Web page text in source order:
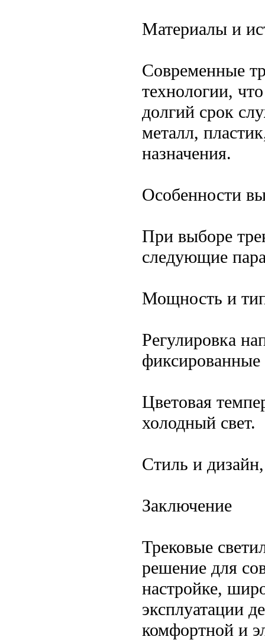
Материалы и
Современные
технологии,
долгий срок
металл,
назначения.
Особенности
При выборе
следующие
Мощность и
Регулировка
фиксированные
Цветовая
холодный свет.
Стиль и
Заключение
Трековые
решение для
настройке,
эксплуатации
комфортной и